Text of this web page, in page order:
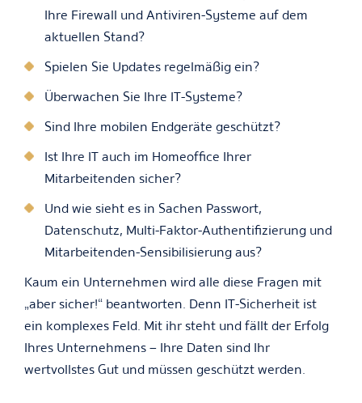
Ihre Firewall und Antiviren-Systeme auf dem
aktuellen Stand?
Spielen Sie Updates regelmäßig ein?
Überwachen Sie Ihre IT-Systeme?
Sind Ihre mobilen Endgeräte geschützt?
Ist Ihre IT auch im Homeoffice Ihrer
Mitarbeitenden sicher?
Und wie sieht es in Sachen Passwort,
Datenschutz, Multi-Faktor-Authentifizierung und
Mitarbeitenden-Sensibilisierung aus?
Kaum ein Unternehmen wird alle diese Fragen mit
„aber sicher!“ beantworten. Denn IT-Sicherheit ist
ein komplexes Feld. Mit ihr steht und fällt der Erfolg
Ihres Unternehmens – Ihre Daten sind Ihr
wertvollstes Gut und müssen geschützt werden.